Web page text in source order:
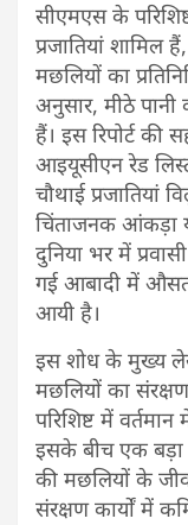
सीएमएस के
प्रजातियां शामिल
मछलियों का
अनुसार, मीठे
हैं। इस रिपोर्ट की
आइयूसीएन रेड
चौथाई
चिंताजनक आंकड़ा
दुनिया भर में
गई आबादी में
आयी है।
इस शोध के मुख्य
मछलियों का
परिशिष्ट में
इसके बीच एक
की मछलियों के
संरक्षण कार्यों में